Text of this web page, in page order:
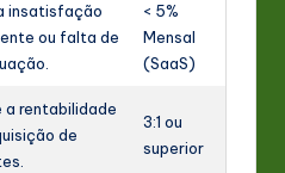
insatisfação
ou falta de
< 5%
Mensal
(SaaS)
a rentabilidade
de
3:1 ou
superior